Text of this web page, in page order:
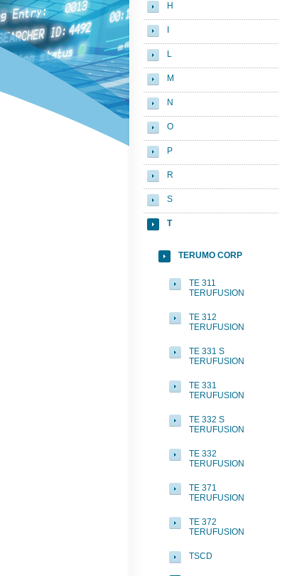
H
L
M
N
O
P
R
S
T
TERUMO CORP
TE 311
TERUFUSION
TE 312
TERUFUSION
TE 331 S
TERUFUSION
TE 331
TERUFUSION
TE 332 S
TERUFUSION
TE 332
TERUFUSION
TE 371
TERUFUSION
TE 372
TERUFUSION
TSCD